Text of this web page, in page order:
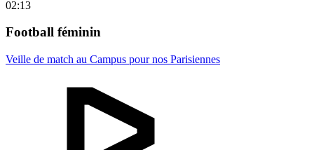
02:13
Football féminin
Veille de match au Campus pour nos Parisiennes